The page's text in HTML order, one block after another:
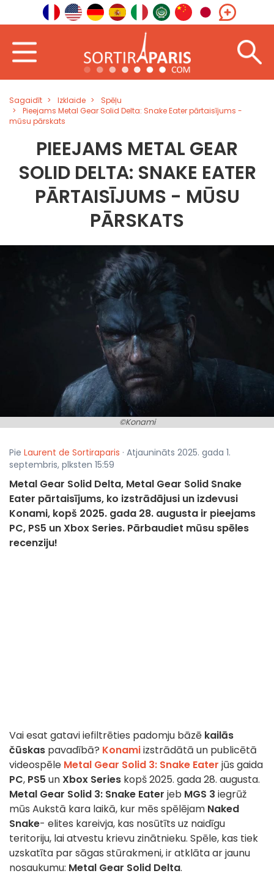
Sagaidīt Izklaide
Spēļu
Pieejams Metal Gear Solid Delta: Snake Eater pārtaisījums -
mūsu pārskats
PIEEJAMS METAL GEAR
SOLID DELTA: SNAKE EATER
PĀRTAISĪJUMS - MŪSU
PĀRSKATS
©Konami
Pie Laurent de Sortiraparis · Atjaunināts 2025. gada 1.
septembris, plksten 15:59
Metal Gear Solid Delta, Metal Gear Solid Snake
Eater pārtaisījums, ko izstrādājusi un izdevusi
Konami, kopš 2025. gada 28. augusta ir pieejams
PC, PS5 un Xbox Series. Pārbaudiet mūsu spēles
recenziju!
Vai esat gatavi iefiltrēties padomju bāzē kailās
čūskas pavadībā? Konamiizstrādātā un publicētā
videospēle Metal Gear Solid 3: Snake Eater jūs gaida
PC, PS5 unXbox Series kopš 2025. gada 28. augusta.
Metal Gear Solid 3: Snake Eater jeb MGS 3 iegrūž
mūs Aukstā kara laikā, kur mēs spēlējam Naked
Snake- elites kareivja, kas nosūtīts uz naidīgu
teritoriju, lai atvestu krievu zinātnieku. Spēle, kas tiek
uzskatīta par sāgas stūrakmeni, ir atklāta ar jaunu
nosaukumu: Metal Gear Solid Delta.